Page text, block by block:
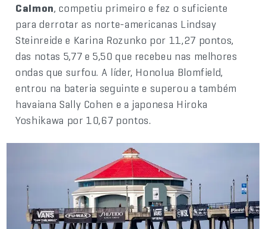
Calmon, competiu primeiro e fez o suficiente
para derrotar as norte-americanas Lindsay
Steinreide e Karina Rozunko por 11,27 pontos,
das notas 5,77 e 5,50 que recebeu nas melhores
ondas que surfou. A líder, Honolua Blomfield,
entrou na bateria seguinte e superou a também
havaiana Sally Cohen e a japonesa Hiroka
Yoshikawa por 10,67 pontos.